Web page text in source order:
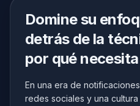
Domine su
detrás de la
por qué
En una era de
redes sociales y una